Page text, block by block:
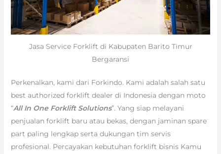
Jasa Service Forklift di Kabupaten Barito Timur
Bergaransi
Perkenalkan, kami dari Forkindo. Kami adalah salah satu
best authorized forklift dealer di Indonesia dengan moto
“All In One Forklift Solutions”. Yang siap melayani
penjualan forklift baru atau bekas, dengan jaminan spare
part paling lengkap serta dukungan tim servis
profesional. Percayakan kebutuhan forklift bisnis Kamu